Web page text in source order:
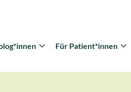
Für Patient*innen